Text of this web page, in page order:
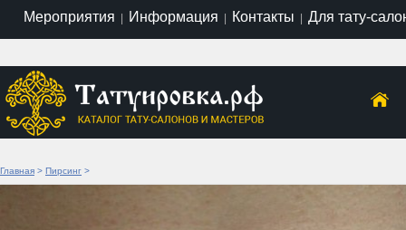
Мероприятия | Информация | Контакты | Для тату-
Главная > Пирсинг >